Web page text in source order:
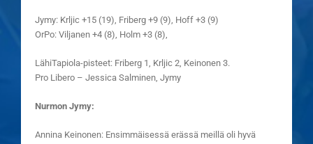
Jymy: Krljic +15 (19), Friberg +9 (9), Hoff +3 (9)
OrPo: Viljanen +4 (8), Holm +3 (8),
LähiTapiola-pisteet: Friberg 1, Krljic 2, Keinonen 3.
Pro Libero – Jessica Salminen, Jymy
Nurmon Jymy:
Annina Keinonen: Ensimmäisessä erässä meillä oli hyvä